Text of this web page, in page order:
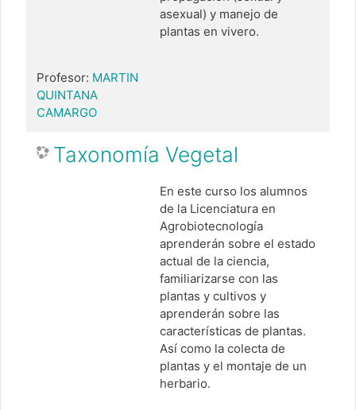
asexual) y manejo de
plantas en vivero.
Profesor: MARTIN
QUINTANA
CAMARGO
Taxonomía Vegetal
En este curso los alumnos
de la Licenciatura en
Agrobiotecnología
aprenderán sobre el estado
actual de la ciencia,
familiarizarse con las
plantas y cultivos y
aprenderán sobre las
características de plantas.
Así como la colecta de
plantas y el montaje de un
herbario.